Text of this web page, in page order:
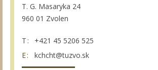
T. G. Masaryka 24
960 01 Zvolen
T:
+421 45 5206 525
E:
kchcht@tuzvo.sk